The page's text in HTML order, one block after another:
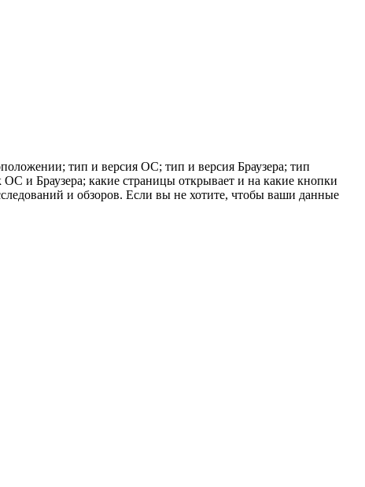
тип и версия ОС; тип и версия Браузера; тип
ОС и Браузера; какие страницы открывает и на какие кнопки
и обзоров. Если вы не хотите, чтобы ваши данные